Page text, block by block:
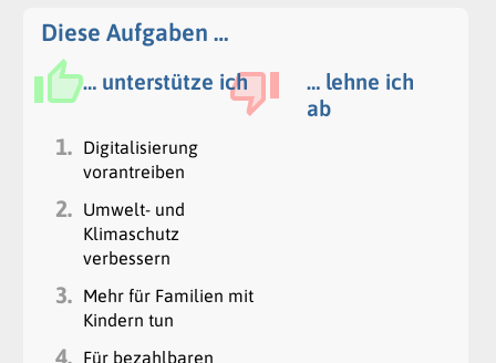
Diese Aufgaben …
… unterstütze ich
… lehne ich
ab
1.
Digitalisierung
vorantreiben
2.
Umwelt- und
Klimaschutz
verbessern
3.
Mehr für Familien mit
Kindern tun
4.
Für bezahlbaren